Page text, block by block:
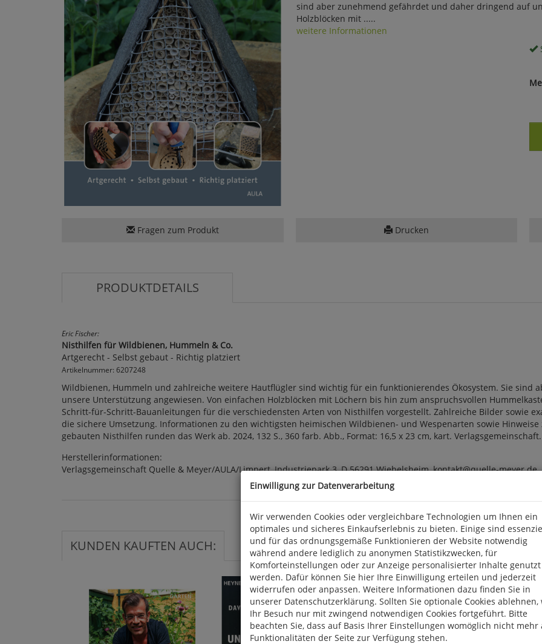
sind aber zunehmend gefährdet und daher dringend auf
Holzblöcken mit .....
weitere Informationen
Fragen zum Produkt Drucken
PRODUKTDETAILS
Eric Fischer:
Nisthilfen für Wildbienen, Hummeln & Co.
Artgerecht - Selbst gebaut - Richtig platziert
Artikelnummer: 6207248
Wildbienen, Hummeln und zahlreiche weitere Hautflügler sind wichtig für ein funktionierendes Ökosystem. Sie
unsere Unterstützung angewiesen. Von einfachen Holzblöcken mit Löchern bis hin zum anspruchsvollen
Schritt-für-Schritt-Bauanleitungen für die verschiedensten Arten von Nisthilfen vorgestellt. Zahlreiche Bilder sowie
die sichere Umsetzung. Informationen zu den wichtigsten heimischen Wildbienen- und Wespenarten sowie
gebauten Nisthilfen runden das Werk ab. 2024, 132 S., 360 farb. Abb., Format: 16,5 x 23 cm, kart. Verlagsgemeinschaft.
Herstellerinformationen:
Verlagsgemeinschaft Quelle & Meyer/AULA/Limpert, Industriepark 3, D 56291 Wiebelsheim, kontakt@quelle-meyer.de
KUNDEN KAUFTEN AUCH:
Einwilligung zur Datenverarbeitung
Wir verwenden Cookies oder vergleichbare Technologien um Ihnen ein
optimales und sicheres Einkaufserlebnis zu bieten. Einige sind
und für das ordnungsgemäße Funktionieren der Website notwendig
während andere lediglich zu anonymen Statistikzwecken, für
Komforteinstellungen oder zur Anzeige personalisierter Inhalte genutzt
werden. Dafür können Sie hier Ihre Einwilligung erteilen und jederzeit
widerrufen oder anpassen. Weitere Informationen dazu finden Sie in
unserer Datenschutzerklärung. Sollten Sie optionale Cookies ablehnen,
Ihr Besuch nur mit zwingend notwendigen Cookies fortgeführt. Bitte
beachten Sie, dass auf Basis Ihrer Einstellungen womöglich nicht mehr
Funktionalitäten der Seite zur Verfügung stehen.